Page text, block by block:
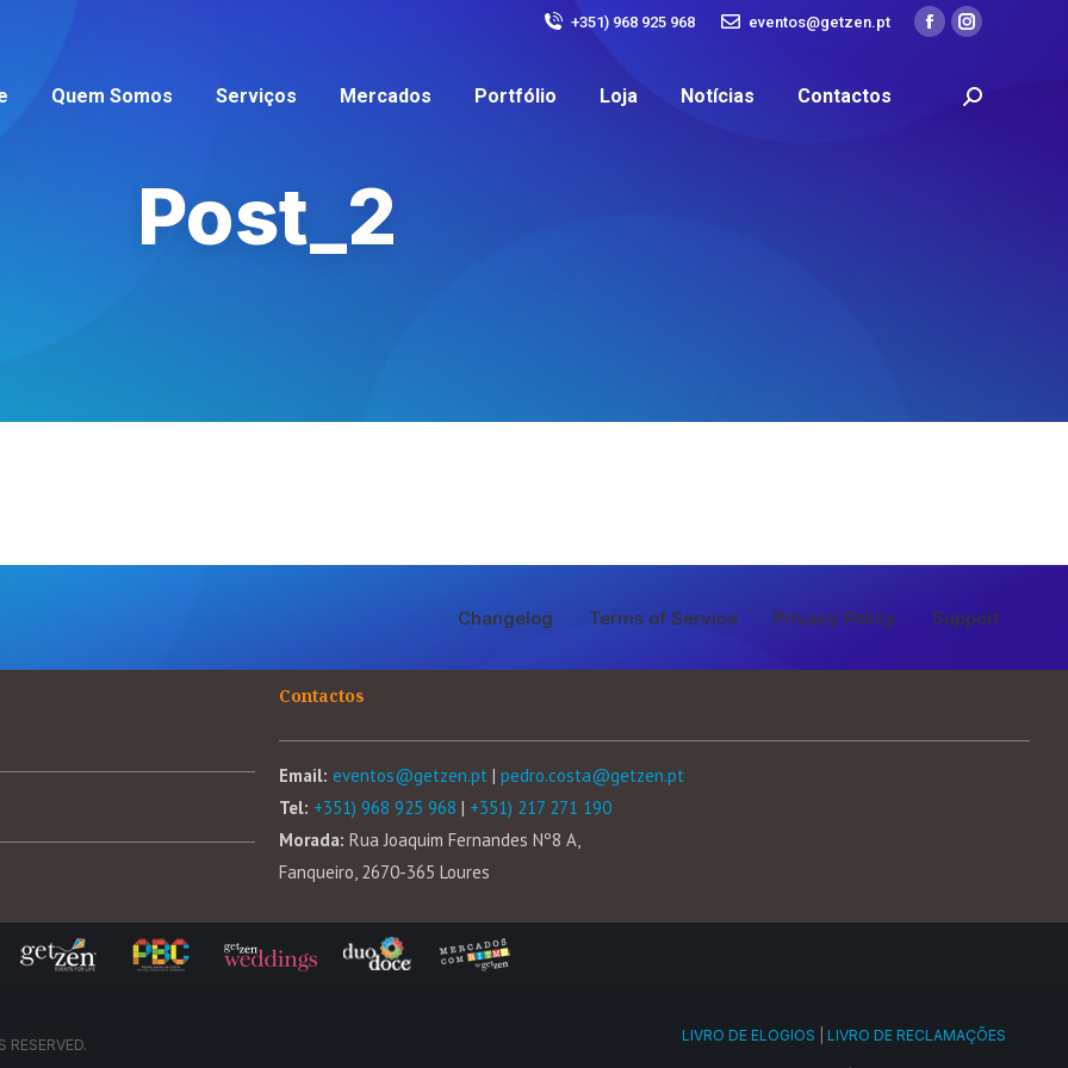
+351) 968 925 968 eventos@getzen.pt
Quem Somos Serviços Mercados Portfólio Loja Notícias Contactos
Post_2
Changelog Terms of Service Privacy Policy Support
Contactos
Email: eventos@getzen.pt | pedro.costa@getzen.pt
Tel: +351) 968 925 968 | +351) 217 271 190
Morada: Rua Joaquim Fernandes Nº8 A,
Fanqueiro, 2670-365 Loures
LIVRO DE ELOGIOS LIVRO DE RECLAMAÇÕES